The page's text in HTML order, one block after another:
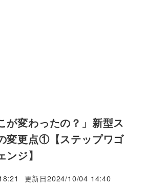
が変わったの？」新型ス
変更点①【ステップワゴ
ジ】
更新日2024/10/04 14:40